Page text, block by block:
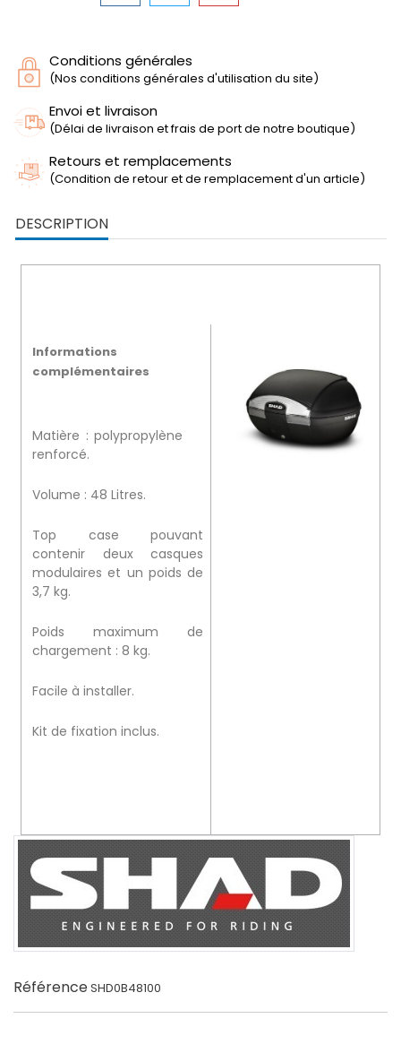
Conditions générales
(Nos conditions générales d'utilisation du site)
Envoi et livraison
(Délai de livraison et frais de port de notre boutique)
Retours et remplacements
(Condition de retour et de remplacement d'un article)
DESCRIPTION
Informations
complémentaires
Matière : polypropylène
renforcé.
Volume : 48 Litres.
Top case pouvant
contenir deux casques
modulaires et un poids de
3,7 kg.
Poids maximum de
chargement : 8 kg.
Facile à installer.
Kit de fixation inclus.
RéférenceSHD0B48100